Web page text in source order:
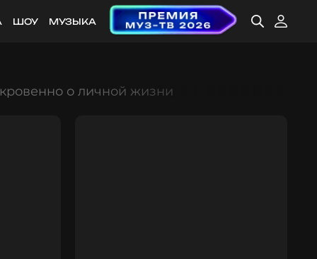
ШОУ МУЗЫКА
о личной жизни